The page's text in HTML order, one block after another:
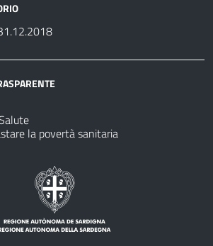
la povertà sanitaria